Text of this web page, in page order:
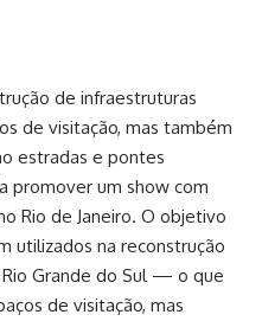
de infraestruturas
de visitação, mas também
estradas e pontes
promover um show com
Rio de Janeiro. O objetivo
utilizados na reconstrução
Grande do Sul — o que
de visitação, mas